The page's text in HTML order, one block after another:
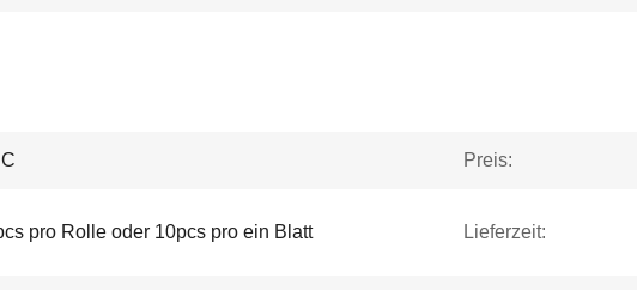
Preis:
pro Rolle oder 10pcs pro ein Blatt Lieferzeit: